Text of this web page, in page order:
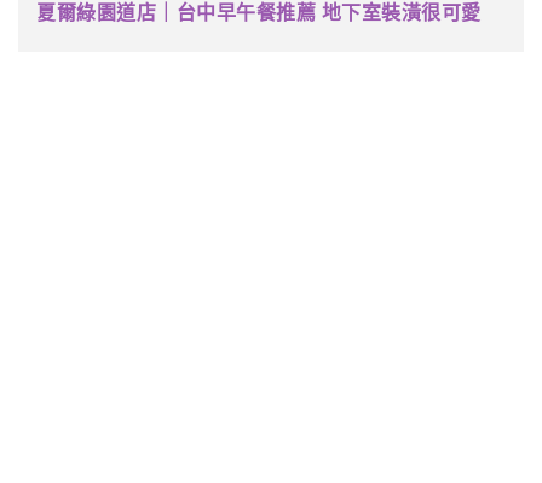
夏爾綠園道店｜台中早午餐推薦 地下室裝潢很可愛